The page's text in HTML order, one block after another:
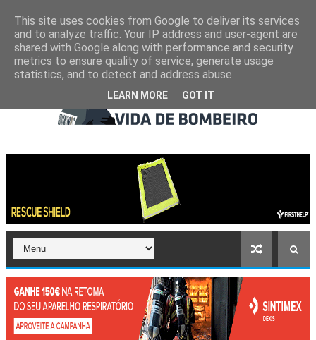
This site uses cookies from Google to deliver its services
and to analyze traffic. Your IP address and user-agent are
shared with Google along with performance and security
metrics to ensure quality of service, generate usage
statistics, and to detect and address abuse.
LEARN MORE GOT IT